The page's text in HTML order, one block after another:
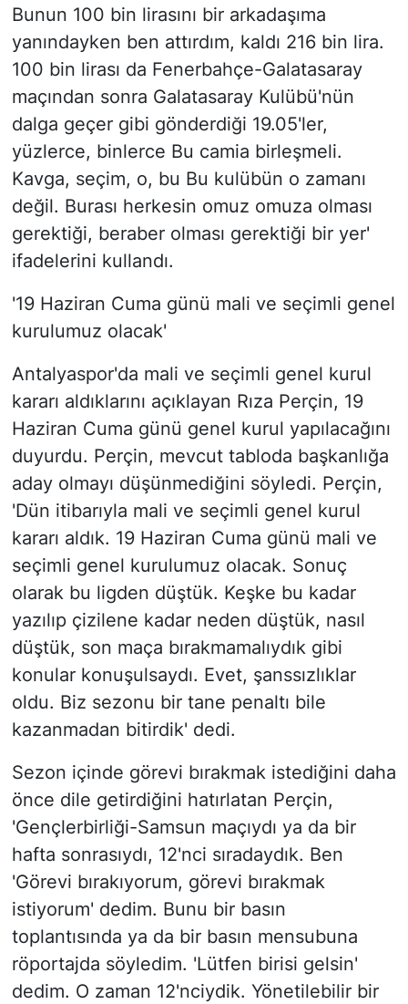
Bunun 100 bin lirasını bir arkadaşıma
yanındayken ben attırdım, kaldı 216 bin lira.
100 bin lirası da Fenerbahçe-Galatasaray
maçından sonra Galatasaray Kulübü'nün
dalga geçer gibi gönderdiği 19.05'ler,
yüzlerce, binlerce Bu camia birleşmeli.
Kavga, seçim, o, bu Bu kulübün o zamanı
değil. Burası herkesin omuz omuza olması
gerektiği, beraber olması gerektiği bir yer'
ifadelerini kullandı.
'19 Haziran Cuma günü mali ve seçimli genel
kurulumuz olacak'
Antalyaspor'da mali ve seçimli genel kurul
kararı aldıklarını açıklayan Rıza Perçin, 19
Haziran Cuma günü genel kurul yapılacağını
duyurdu. Perçin, mevcut tabloda başkanlığa
aday olmayı düşünmediğini söyledi. Perçin,
'Dün itibarıyla mali ve seçimli genel kurul
kararı aldık. 19 Haziran Cuma günü mali ve
seçimli genel kurulumuz olacak. Sonuç
olarak bu ligden düştük. Keşke bu kadar
yazılıp çizilene kadar neden düştük, nasıl
düştük, son maça bırakmamalıydık gibi
konular konuşulsaydı. Evet, şanssızlıklar
oldu. Biz sezonu bir tane penaltı bile
kazanmadan bitirdik' dedi.
Sezon içinde görevi bırakmak istediğini daha
önce dile getirdiğini hatırlatan Perçin,
'Gençlerbirliği-Samsun maçıydı ya da bir
hafta sonrasıydı, 12'nci sıradaydık. Ben
'Görevi bırakıyorum, görevi bırakmak
istiyorum' dedim. Bunu bir basın
toplantısında ya da bir basın mensubuna
röportajda söyledim. 'Lütfen birisi gelsin'
dedim. O zaman 12'nciydik. Yönetilebilir bir